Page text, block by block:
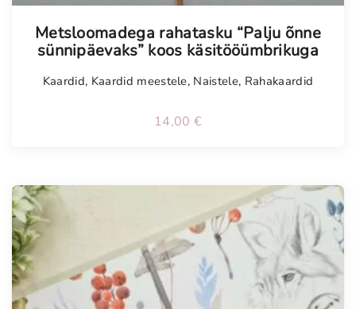
Metsloomadega rahatasku “Palju õnne
sünnipäevaks” koos käsitööümbrikuga
Kaardid, Kaardid meestele, Naistele, Rahakaardid
14,00 €